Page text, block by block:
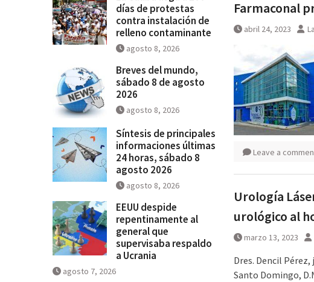
Farmaconal
abril 24, 2023
Leave a
Urología
urológico al
marzo 13, 2023
Dres. Dencil
Santo Domingo,
días de protestas
contra instalación de
relleno contaminante
agosto 8, 2026
Breves del mundo,
sábado 8 de agosto
2026
agosto 8, 2026
Síntesis de principales
informaciones últimas
24 horas, sábado 8
agosto 2026
agosto 8, 2026
EEUU despide
repentinamente al
general que
supervisaba respaldo
a Ucrania
agosto 7, 2026